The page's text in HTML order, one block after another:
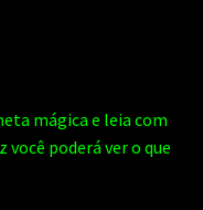
mágica e leia com
poderá ver o que